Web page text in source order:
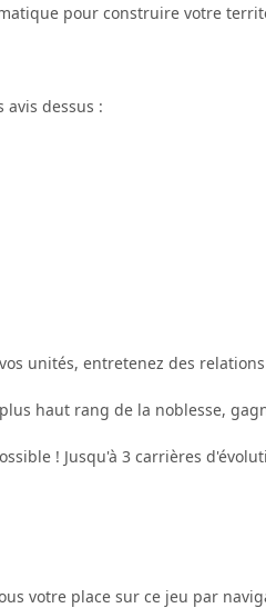
pour construire votre
dessus :
unités, entretenez des
haut rang de la noblesse,
! Jusqu'à 3 carrières
votre place sur ce jeu par